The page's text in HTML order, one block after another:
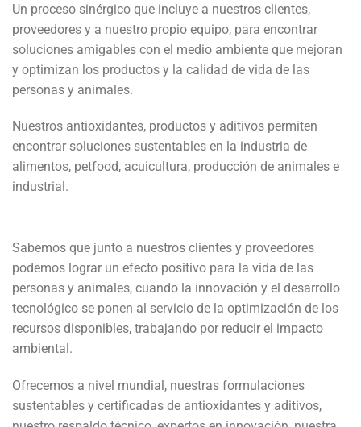
Un proceso sinérgico que incluye a nuestros clientes,
proveedores y a nuestro propio equipo, para encontrar
soluciones amigables con el medio ambiente que mejoran
y optimizan los productos y la calidad de vida de las
personas y animales.
Nuestros antioxidantes, productos y aditivos permiten
encontrar soluciones sustentables en la industria de
alimentos, petfood, acuicultura, producción de animales e
industrial.
Sabemos que junto a nuestros clientes y proveedores
podemos lograr un efecto positivo para la vida de las
personas y animales, cuando la innovación y el desarrollo
tecnológico se ponen al servicio de la optimización de los
recursos disponibles, trabajando por reducir el impacto
ambiental.
Ofrecemos a nivel mundial, nuestras formulaciones
sustentables y certificadas de antioxidantes y aditivos,